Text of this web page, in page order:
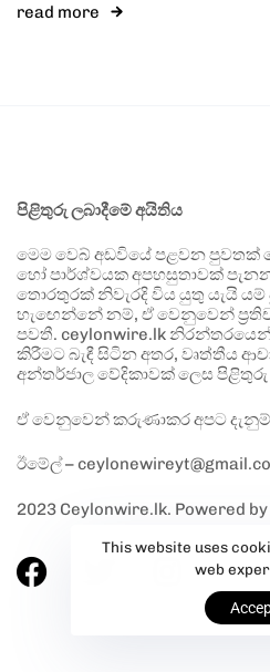
read more
පිළිතුරු ලබාදීමේ අයිතිය
මෙම වෙබ් අඩවියේ පළවන පුවතක්
හෝ පාර්ශ්වයක අපහසුතාවක්
තොරතුරක් නිවැරදි විය යුතු යැයි
හැඟෙන්නේ නම්, ඒ වෙනුවෙන්
පවතී. ceylonwire.lk
කිරීමට බැඳී සිටින අතර, වෘත්තීය
අන්තර්ජාල වේදිකාවක් ලෙස
ඒ වෙනුවෙන් කරුණාකර අපට
ඊමේල් –
2023 Ceylonwire.lk. Powered by
This website uses
web